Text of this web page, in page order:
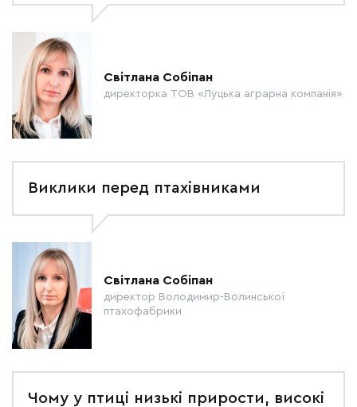
Світлана Собіпан
директорка ТОВ «Луцька аграрна компанія»
Виклики перед птахівниками
Світлана Собіпан
директор Володимир-Волинської
птахофабрики
Чому у птиці низькі прирости, високі